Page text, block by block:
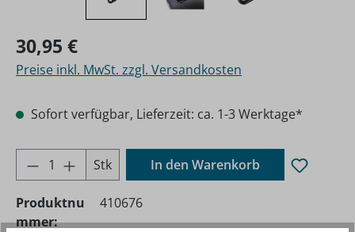
Regulärer Preis:
30,95 €
Preise inkl. MwSt. zzgl. Versandkosten
Sofort verfügbar, Lieferzeit: ca. 1-3 Werktage*
Produkt Anzahl: Gib den gewünschten
Stk In den Warenkorb
Produktnu
mmer:
410676